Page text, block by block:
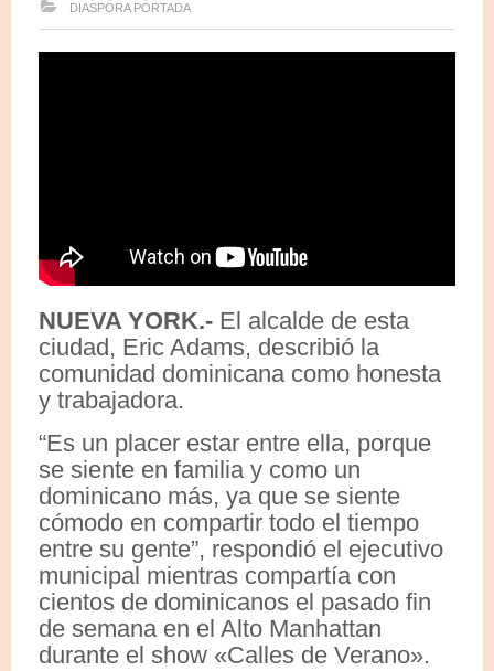
DIASPORA PORTADA
NUEVA YORK.- El alcalde de esta
ciudad, Eric Adams, describió la
comunidad dominicana como honesta
y trabajadora.
“Es un placer estar entre ella, porque
se siente en familia y como un
dominicano más, ya que se siente
cómodo en compartir todo el tiempo
entre su gente”, respondió el ejecutivo
municipal mientras compartía con
cientos de dominicanos el pasado fin
de semana en el Alto Manhattan
durante el show «Calles de Verano».